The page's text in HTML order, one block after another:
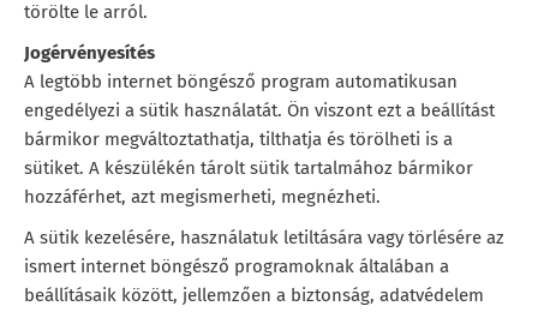
törölte le arról.
Jogérvényesítés
A legtöbb internet böngésző program automatikusan
engedélyezi a sütik használatát. Ön viszont ezt a beállítást
bármikor megváltoztathatja, tilthatja és törölheti is a
sütiket. A készülékén tárolt sütik tartalmához bármikor
hozzáférhet, azt megismerheti, megnézheti.
A sütik kezelésére, használatuk letiltására vagy törlésére az
ismert internet böngésző programoknak általában a
beállításaik között, jellemzően a biztonság, adatvédelem